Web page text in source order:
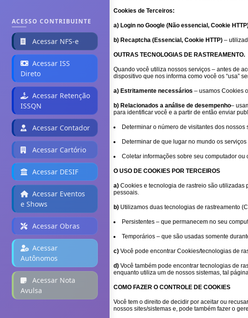
ACESSO CONTRIBUINTE
Acessar NFS-e
Acessar ISS
Direto
Acessar Retenção
ISSQN
Acessar Contador
Acessar Cartório
Acessar DESIF
Acessar Eventos
e Shows
Acessar Obras
Acessar
Autônomos
Acessar Nota
Avulsa
Cookies de Terceiros:
a) Login no Google (Não essencial, Cookie
b) Recaptcha (Essencial, Cookie HTTP) –
OUTRAS TECNOLOGIAS DE RASTREAMENTO.
Quando você utiliza nossos serviços – antes de
dispositivo que nos informa como você os “usa”
a) Estritamente necessários – usamos Cookies
b) Relacionados a análise de desempenho–
para identificar você e a partir de então enviar
Determinar o número de visitantes dos
Determinar de que lugar no mundo os
Coletar informações sobre seu computador
O USO DE COOKIES POR TERCEIROS
a) Cookies e tecnologia de rastreio são utilizadas
pessoais.
b) Utilizamos duas tecnologias de rastreamento
Persistentes – que permanecem no seu
Temporários – que são usadas somente
c) Você pode encontrar Cookies/tecnologias de
d) Você também pode encontrar tecnologias de
enquanto utiliza um de nossos sistemas, tal
COMO FAZER O CONTROLE DE COOKIES
Você tem o direito de decidir por aceitar ou
nossos sites/sistemas e, pode também fazer o